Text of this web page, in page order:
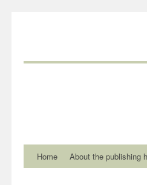
Home About the publishing